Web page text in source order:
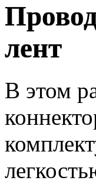
лент
В этом